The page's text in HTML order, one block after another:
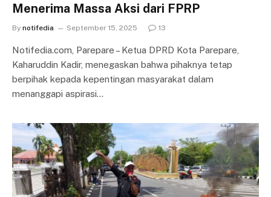
Menerima Massa Aksi dari FPRP
By notifedia September 15, 2025 13
Notifedia.com, Parepare – Ketua DPRD Kota Parepare,
Kaharuddin Kadir, menegaskan bahwa pihaknya tetap
berpihak kepada kepentingan masyarakat dalam
menanggapi aspirasi…